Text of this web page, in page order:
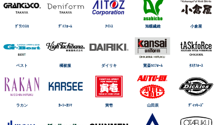
ｸﾞﾗﾝｼｽｺ ﾃﾞﾆﾌｫｰﾑ ｱｲﾄｽ 旭蝶繊維 小倉屋
ベスト 橘被服 ダイリキ 寛斎ﾕﾆﾌｫｰﾑ ﾀｽｸﾌｫｰｽ
ラカン ｶｰｼｰｶｼﾏ 寅壱 山田辰 ﾃﾞｨｯｷｰｽﾞ